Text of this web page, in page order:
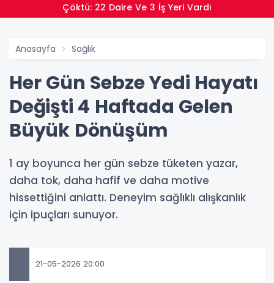
Çöktü: 22 Daire Ve 3 İş Yeri Vardı
Anasayfa Sağlık
Her Gün Sebze Yedi Hayatı
Değişti 4 Haftada Gelen
Büyük Dönüşüm
1 ay boyunca her gün sebze tüketen yazar,
daha tok, daha hafif ve daha motive
hissettiğini anlattı. Deneyim sağlıklı alışkanlık
için ipuçları sunuyor.
21-05-2026 20:00